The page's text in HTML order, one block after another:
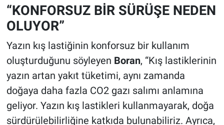
“KONFORSUZ BİR SÜRÜŞE NEDEN
OLUYOR”
Yazın kış lastiğinin konforsuz bir kullanım
oluşturduğunu söyleyen Boran, “Kış lastiklerinin
yazın artan yakıt tüketimi, aynı zamanda
doğaya daha fazla CO2 gazı salımı anlamına
geliyor. Yazın kış lastikleri kullanmayarak, doğa
sürdürülebilirliğine katkıda bulunabiliriz. Ayrıca,